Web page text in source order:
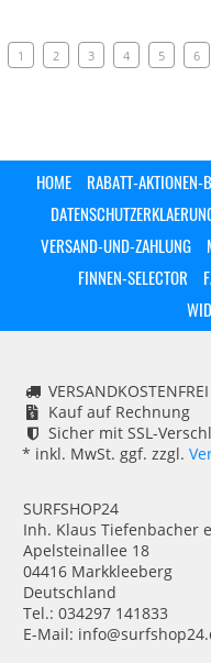
1 2 3 4 5 6
HOME RABATT-
VERSAND-UND-ZAHLUNG
FINNEN-SELECTOR
Kauf auf Rechnung
Sicher mit SSL-
* inkl. MwSt. ggf. zzgl.
SURFSHOP24
Inh. Klaus Tiefenbacher
Apelsteinallee 18
04416 Markkleeberg
Deutschland
Tel.: 034297 141833
E-Mail: